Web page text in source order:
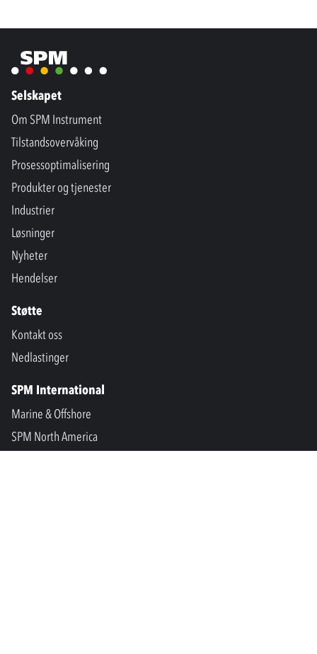
Selskapet
Om SPM Instrument
Tilstandsovervåking
Prosessoptimalisering
Produkter og tjenester
Industrier
Løsninger
Nyheter
Hendelser
Støtte
Kontakt oss
Nedlastinger
SPM International
Marine & Offshore
SPM North America